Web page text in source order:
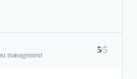
management
5/5